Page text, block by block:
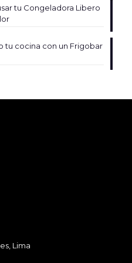
tu Congeladora Libero
tu cocina con un Frigobar
Lima